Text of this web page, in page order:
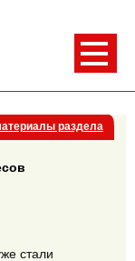
раздела
стали